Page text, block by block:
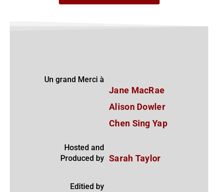
Un grand Merci à
Jane MacRae
Alison Dowler
Chen Sing Yap
Hosted and
Produced by Sarah Taylor
Editied by